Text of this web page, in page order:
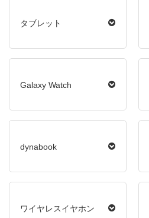
タブレット
Galaxy Watch
dynabook
ワイヤレスイヤホン